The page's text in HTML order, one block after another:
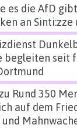
es die AfD
an Sinti:zze
begleiten seit
Rund 350
auf dem